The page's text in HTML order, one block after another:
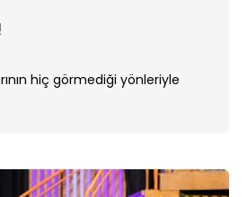
hiç görmediği yönleriyle